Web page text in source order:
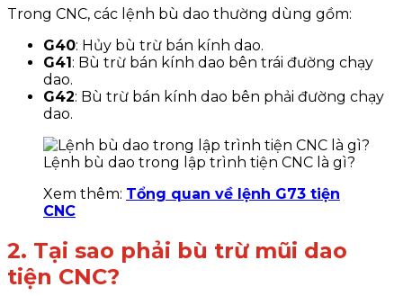
Trong CNC, các lệnh bù dao thường dùng gồm:
G40: Hủy bù trừ bán kính dao.
G41: Bù trừ bán kính dao bên trái đường chạy
dao.
G42: Bù trừ bán kính dao bên phải đường chạy
dao.
Lệnh bù dao trong lập trình tiện CNC là gì?
Xem thêm: Tổng quan về lệnh G73 tiện
CNC
2. Tại sao phải bù trừ mũi dao
tiện CNC?